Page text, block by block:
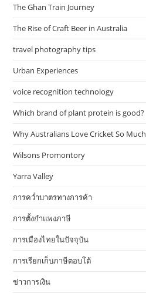
The Ghan Train Journey
The Rise of Craft Beer in Australia
travel photography tips
Urban Experiences
voice recognition technology
Which brand of plant protein is good?
Why Australians Love Cricket So Much
Wilsons Promontory
Yarra Valley
การคว่ำบาตรทางการค้า
การตั้งกำแพงภาษี
การเมืองไทยในปัจจุบัน
การเรียกเก็บภาษีตอบโต้
ข่าวการเงิน